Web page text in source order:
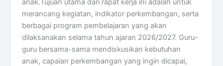
merancang kegiatan, indikator perkembangan, serta
berbagai program pembelajaran yang akan
dilaksanakan selama tahun ajaran 2026/2027. Guru-
guru bersama-sama mendiskusikan kebutuhan
anak, capaian perkembangan yang ingin dicapai,